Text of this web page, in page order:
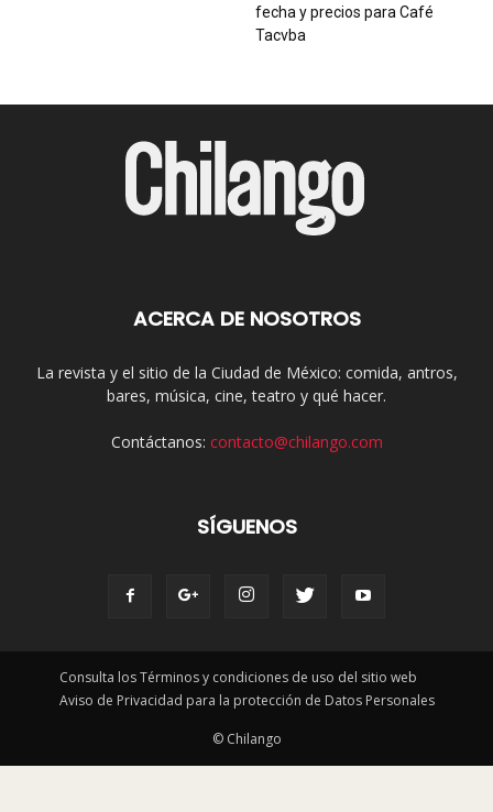
fecha y precios para Café
Tacvba
ACERCA DE NOSOTROS
La revista y el sitio de la Ciudad de México: comida, antros,
bares, música, cine, teatro y qué hacer.
Contáctanos: contacto@chilango.com
SÍGUENOS
Consulta los Términos y condiciones de uso del sitio web
Aviso de Privacidad para la protección de Datos Personales
© Chilango